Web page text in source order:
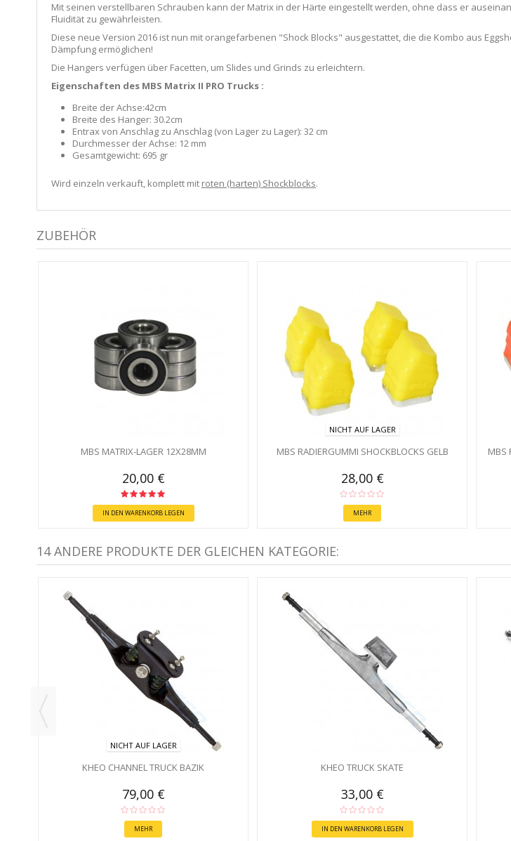
Mit seinen verstellbaren Schrauben kann der Matrix in der Härte eingestellt werden, ohne dass er
Fluidität zu gewährleisten.
Diese neue Version 2016 ist nun mit orangefarbenen "Shock Blocks" ausgestattet, die die Kombo aus
Dämpfung ermöglichen!
Die Hangers verfügen über Facetten, um Slides und Grinds zu erleichtern.
Eigenschaften des MBS Matrix II PRO Trucks :
Breite der Achse:42cm
Breite des Hanger: 30.2cm
Entrax von Anschlag zu Anschlag (von Lager zu Lager): 32 cm
Durchmesser der Achse: 12 mm
Gesamtgewicht: 695 gr
Wird einzeln verkauft, komplett mit roten (harten) Shockblocks.
ZUBEHÖR
MBS MATRIX-LAGER 12X28MM
20,00 €
IN DEN WARENKORB LEGEN
NICHT AUF LAGER
MBS RADIERGUMMI SHOCKBLOCKS GELB
28,00 €
MEHR
MBS
14 ANDERE PRODUKTE DER GLEICHEN KATEGORIE:
NICHT AUF LAGER
KHEO CHANNEL TRUCK BAZIK
79,00 €
MEHR
KHEO TRUCK SKATE
33,00 €
IN DEN WARENKORB LEGEN